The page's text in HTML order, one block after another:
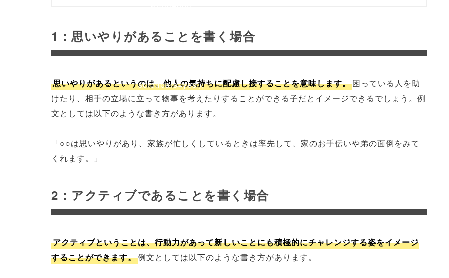
menubar=no,
scrollbars=yes');
return false;"> シェア
1：思いやりがあることを書く場合
思いやりがあるというのは、他人の気持ちに配慮し接することを意味します。困っている人を助
けたり、相手の立場に立って物事を考えたりすることができる子だとイメージできるでしょう。例
文としては以下のような書き方があります。
「○○は思いやりがあり、家族が忙しくしているときは率先して、家のお手伝いや弟の面倒をみて
くれます。」
2：アクティブであることを書く場合
アクティブということは、行動力があって新しいことにも積極的にチャレンジする姿をイメージ
することができます。例文としては以下のような書き方があります。